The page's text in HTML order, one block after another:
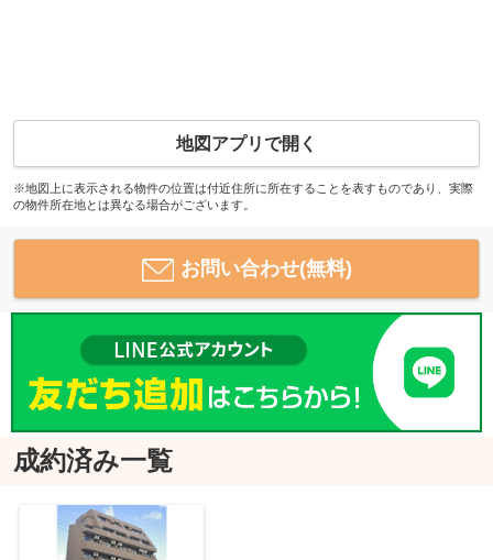
地図アプリで開く
※地図上に表示される物件の位置は付近住所に所在することを表すものであり、実際
の物件所在地とは異なる場合がございます。
お問い合わせ(無料)
成約済み一覧